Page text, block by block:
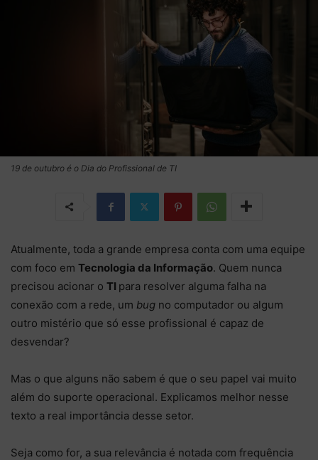
19 de outubro é o Dia do Profissional de TI
Atualmente, toda a grande empresa conta com uma equipe
com foco em Tecnologia da Informação. Quem nunca
precisou acionar o TI para resolver alguma falha na
conexão com a rede, um bug no computador ou algum
outro mistério que só esse profissional é capaz de
desvendar?
Mas o que alguns não sabem é que o seu papel vai muito
além do suporte operacional. Explicamos melhor nesse
texto a real importância desse setor.
Seja como for, a sua relevância é notada com frequência